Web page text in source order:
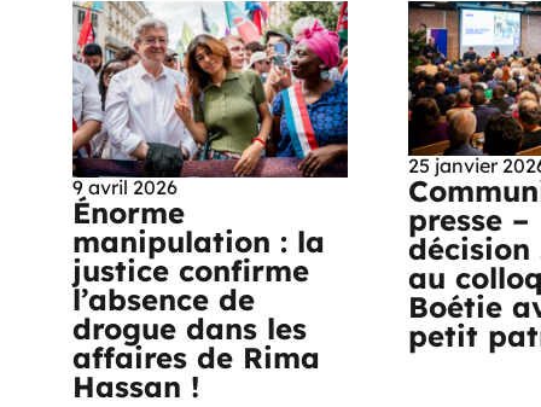
9 avril 2026
Énorme
manipulation : la
justice confirme
l’absence de
drogue dans les
affaires de Rima
Hassan !
25 janvier
presse –
décision
au
Boétie
petit